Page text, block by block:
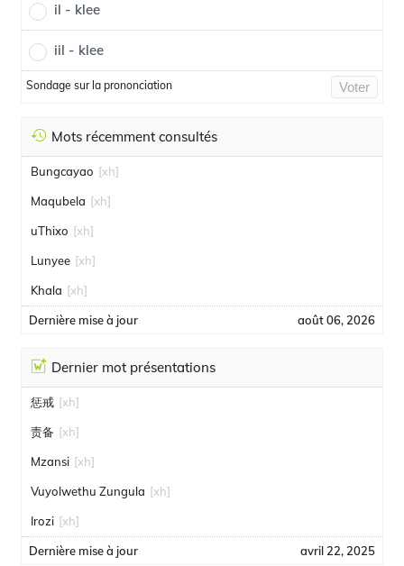
il - klee
iil - klee
Sondage sur la prononciation Voter
Mots récemment consultés
Bungcayao [xh]
Maqubela [xh]
uThixo [xh]
Lunyee [xh]
Khala [xh]
Dernière mise à jour août 06, 2026
Dernier mot présentations
惩戒 [xh]
责备 [xh]
Mzansi [xh]
Vuyolwethu Zungula [xh]
Irozi [xh]
Dernière mise à jour avril 22, 2025